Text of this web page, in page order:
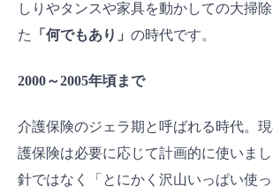
しりやタンスや家具を動かしての大掃
た
「何でもあり」 の時代です。
2000～2005年頃まで
介護保険のジェラ期と呼ばれる時代。
護保険は必要に応じて計画的に使いま
針ではなく「とにかく沢山いっぱい使